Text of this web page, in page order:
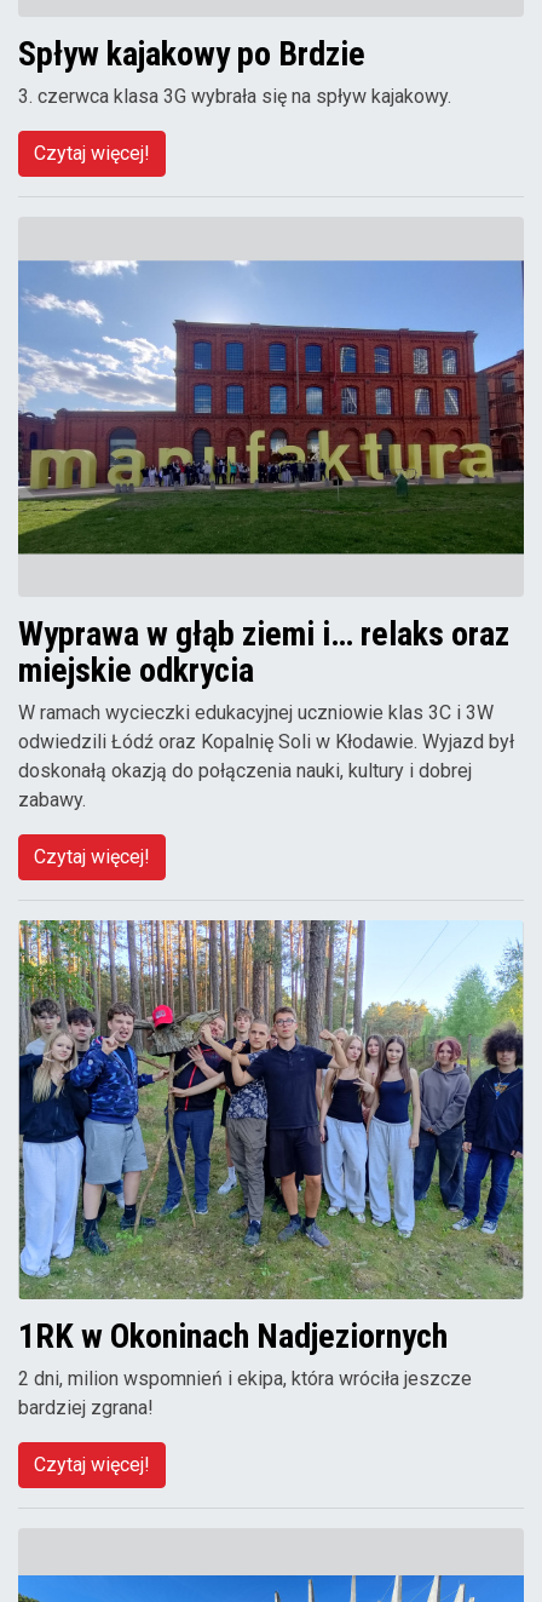
Spływ kajakowy po Brdzie
3. czerwca klasa 3G wybrała się na spływ kajakowy.
Czytaj więcej!
Wyprawa w głąb ziemi i… relaks oraz
miejskie odkrycia
W ramach wycieczki edukacyjnej uczniowie klas 3C i 3W
odwiedzili Łódź oraz Kopalnię Soli w Kłodawie. Wyjazd był
doskonałą okazją do połączenia nauki, kultury i dobrej
zabawy.
Czytaj więcej!
1RK w Okoninach Nadjeziornych
2 dni, milion wspomnień i ekipa, która wróciła jeszcze
bardziej zgrana!
Czytaj więcej!